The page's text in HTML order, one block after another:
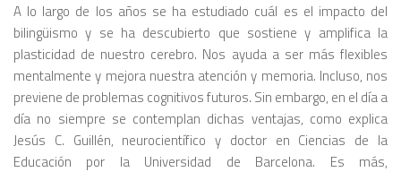
A lo largo de los años se ha estudiado cuál es el impacto del
bilingüismo y se ha descubierto que sostiene y amplifica la
plasticidad de nuestro cerebro. Nos ayuda a ser más flexibles
mentalmente y mejora nuestra atención y memoria. Incluso, nos
previene de problemas cognitivos futuros. Sin embargo, en el día a
día no siempre se contemplan dichas ventajas, como explica
Jesús C. Guillén, neurocientífico y doctor en Ciencias de la
Educación por la Universidad de Barcelona. Es más,